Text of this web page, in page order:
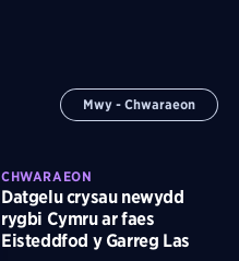
Mwy - Chwaraeon
CHWARAEON
Datgelu crysau newydd
rygbi Cymru ar faes
Eisteddfod y Garreg Las